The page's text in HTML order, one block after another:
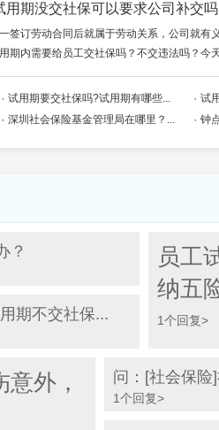
期没交社保可以要求公司补交吗
签订劳动合同后就属于劳动关系，公司就有
期内需要给员工交社保吗？不交违法吗？今
试用期要交社保吗?试用期有哪些...
试
深圳社会保险基金管理局在哪里？... 钟
？
员工
纳五
1个回复>
期不交社保...
外，
问：[社会保险
1个回复>